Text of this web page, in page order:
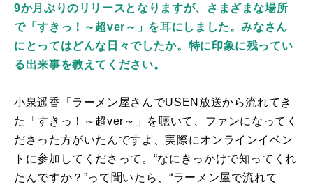
9か月ぶりのリリースとなりますが、さまざまな場所
で「すきっ！～超ver～」を耳にしました。みなさん
にとってはどんな日々でしたか。特に印象に残ってい
る出来事を教えてください。
小泉遥香「ラーメン屋さんでUSEN 放送から流れてき
た「すきっ！～超ver ～」を聴いて、ファンになってく
ださった方がいたんですよ、実際にオンラインイベン
トに参加してくださって。“なにきっかけで知ってくれ
たんですか？”って聞いたら、“ラーメン屋で流れて